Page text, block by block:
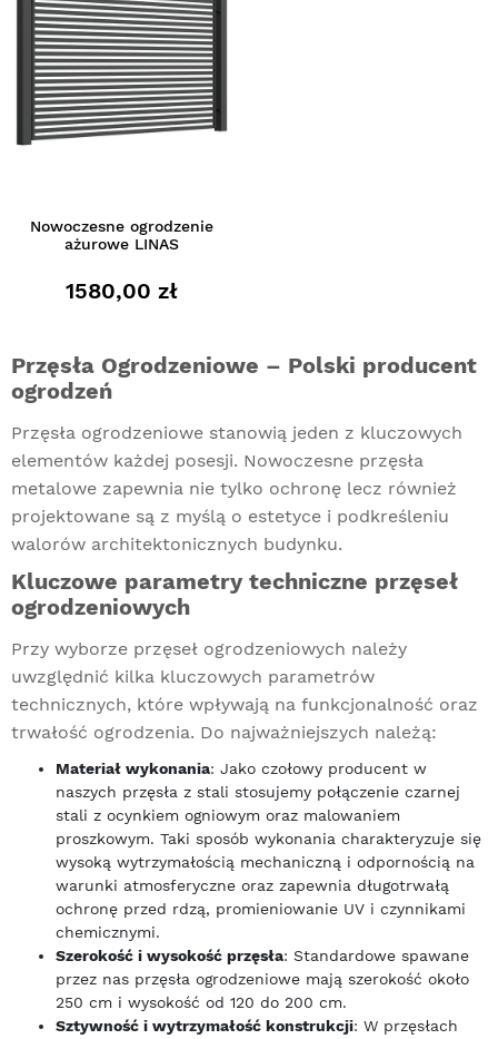
Nowoczesne ogrodzenie
ażurowe LINAS
1580,00 zł
Przęsła Ogrodzeniowe – Polski producent
ogrodzeń
Przęsła ogrodzeniowe stanowią jeden z kluczowych
elementów każdej posesji. Nowoczesne przęsła
metalowe zapewnia nie tylko ochronę lecz również
projektowane są z myślą o estetyce i podkreśleniu
walorów architektonicznych budynku.
Kluczowe parametry techniczne przęseł
ogrodzeniowych
Przy wyborze przęseł ogrodzeniowych należy
uwzględnić kilka kluczowych parametrów
technicznych, które wpływają na funkcjonalność oraz
trwałość ogrodzenia. Do najważniejszych należą:
Materiał wykonania: Jako czołowy producent w
naszych przęsła z stali stosujemy połączenie czarnej
stali z ocynkiem ogniowym oraz malowaniem
proszkowym. Taki sposób wykonania charakteryzuje się
wysoką wytrzymałością mechaniczną i odpornością na
warunki atmosferyczne oraz zapewnia długotrwałą
ochronę przed rdzą, promieniowanie UV i czynnikami
chemicznymi.
Szerokość i wysokość przęsła: Standardowe spawane
przez nas przęsła ogrodzeniowe mają szerokość około
250 cm i wysokość od 120 do 200 cm.
Sztywność i wytrzymałość konstrukcji: W przęsłach